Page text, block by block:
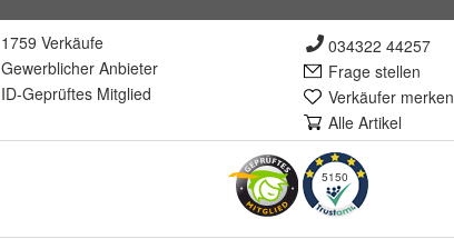
1759 Verkäufe
Gewerblicher Anbieter
ID-Geprüftes Mitglied
034322 44257
Frage stellen
Verkäufer merken
Alle Artikel
5150